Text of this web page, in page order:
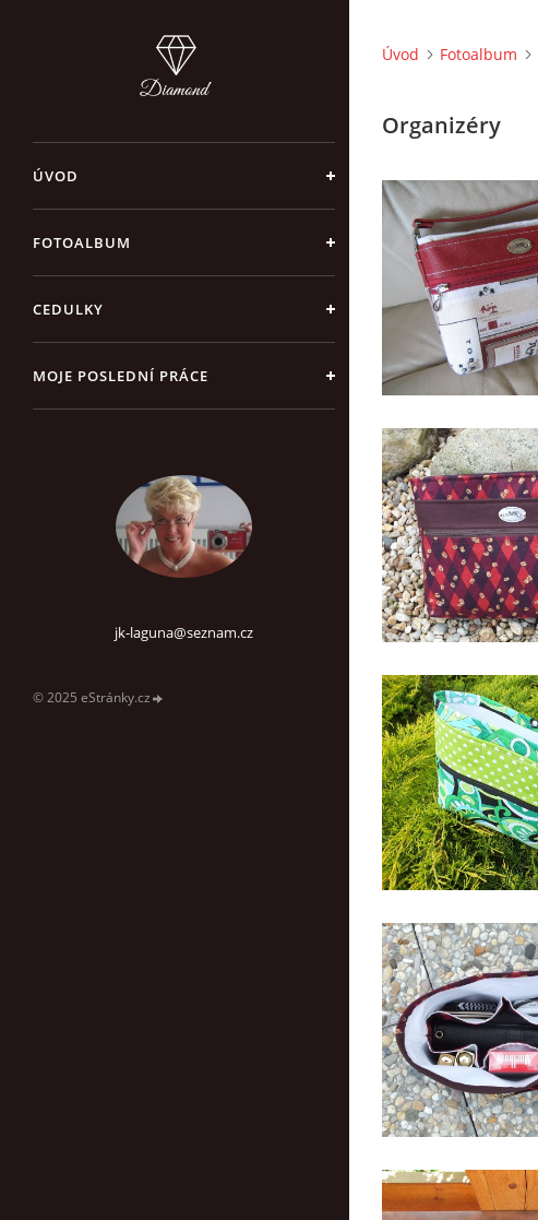
ÚVOD
FOTOALBUM
CEDULKY
MOJE POSLEDNÍ PRÁCE
jk-laguna@seznam.cz
© 2025 eStránky.cz
Úvod Fotoalbum
Organizéry